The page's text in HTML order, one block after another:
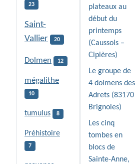
23
Saint-
Vallier
20
Dolmen 12
mégalithe
10
tumulus 8
Préhistoire
7
plateaux au
début du
printemps
(Caussols –
Cipières)
Le groupe de
4 dolmens des
Adrets (83170
Brignoles)
Les cinq
tombes en
blocs de
Sainte-Anne,